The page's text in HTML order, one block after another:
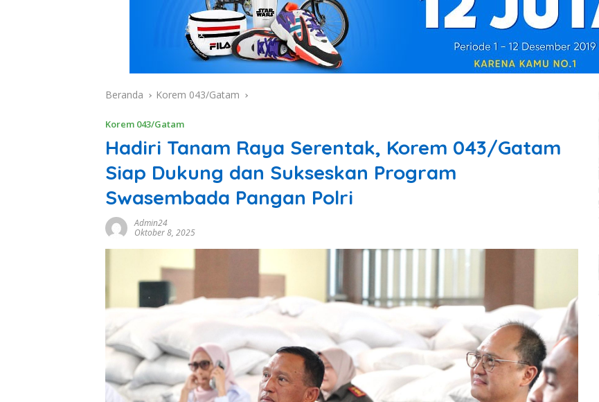
Beranda Korem 043/Gatam
Korem 043/Gatam
Hadiri Tanam Raya Serentak, Korem 043/Gatam
Siap Dukung dan Sukseskan Program
Swasembada Pangan Polri
Admin24
Oktober 8, 2025